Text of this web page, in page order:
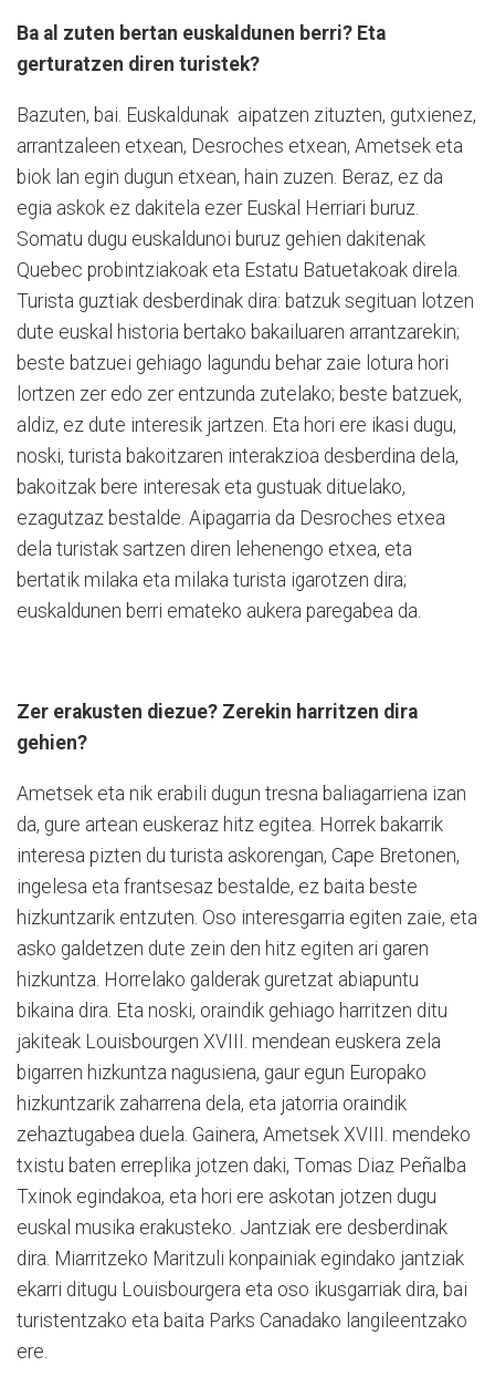
Ba al zuten bertan euskaldunen berri? Eta
gerturatzen diren turistek?
Bazuten, bai. Euskaldunak ai­pa­tzen zituzten, gutxienez,
arrantzaleen etxean, Desroches etxean, Ametsek eta
biok lan egin dugun etxean, hain zuzen. Beraz, ez da
egia askok ez dakitela ezer Euskal Herriari buruz.
Somatu dugu euskaldunoi bu­ruz gehien dakitenak
Quebec pro­bintziakoak eta Estatu Batu­e­takoak direla.
Turista guztiak desberdinak dira: batzuk segituan lotzen
dute euskal historia bertako bakailuaren arrantzarekin;
beste batzuei gehiago lagundu behar zaie lotura hori
lortzen zer edo zer entzunda zutelako; beste batzuek,
aldiz, ez dute interesik jartzen. Eta hori ere ikasi dugu,
noski, turista bakoitzaren interakzioa desberdina dela,
bakoitzak bere interesak eta gustuak dituelako,
ezagutzaz bestalde. Aipagarria da Desroches etxea
dela turistak sartzen diren lehenengo etxea, eta
bertatik milaka eta milaka turista igarotzen dira;
euskaldunen berri emateko aukera paregabea da.
Zer erakusten diezue? Zerekin harritzen dira
gehien?
Ametsek eta nik erabili dugun tresna baliagarriena izan
da, gure artean euskeraz hitz egitea. Horrek bakarrik
interesa pizten du turista askorengan, Cape Bretonen,
ingelesa eta frantsesaz bestalde, ez baita beste
hizkuntzarik entzuten. Oso interesgarria egiten zaie, eta
asko galdetzen dute zein den hitz egiten ari garen
hizkuntza. Horrelako galderak gu­retzat abiapuntu
bikaina dira. Eta noski, oraindik gehiago ha­rritzen ditu
jakiteak Louis­bourgen XVIII. mendean euskera zela
bigarren hizkun­tza na­gusiena, gaur egun Eu­ro­pako
hizkuntzarik zaharrena dela, eta jatorria oraindik
zehaztugabea duela. Gainera, Ametsek XVIII. mendeko
txistu baten erreplika jotzen daki, Tomas Diaz Peñalba
Txinok egindakoa, eta hori ere askotan jo­tzen dugu
euskal musika erakusteko. Jantziak ere desberdinak
dira. Miarritzeko Ma­ri­tzuli konpainiak egindako jantziak
ekarri ditugu Louis­bour­gera eta oso ikusgarriak dira, bai
turistentzako eta baita Parks Canadako langileentzako
ere.